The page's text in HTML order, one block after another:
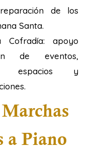
de los
Santa.
apoyo
de eventos,
espacios y
a Piano